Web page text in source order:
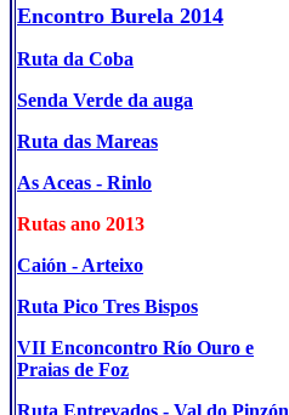
Encontro Burela 2014
Ruta da Coba
Senda Verde da auga
Ruta das Mareas
As Aceas - Rinlo
Rutas ano 2013
Caión - Arteixo
Ruta Pico Tres Bispos
VII Enconcontro Río Ouro e
Praias de Foz
Ruta Entrevados - Val do Pinzón